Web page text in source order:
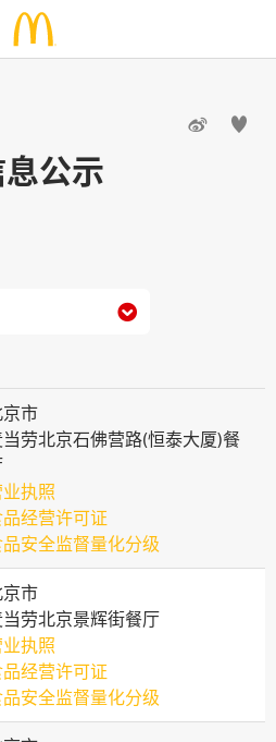
 
公示

市
劳北京石佛营路(恒泰大厦)餐
业执照
经营许可证
安全监督量化分级
市
劳北京景辉街餐厅
业执照
经营许可证
安全监督量化分级